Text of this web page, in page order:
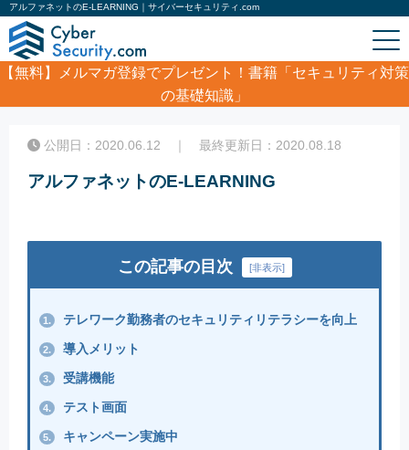
アルファネットのE-LEARNING｜サイバーセキュリティ.com
【無料】
メルマガ登録でプレゼント！書籍「セキュリティ対策
の基礎知識」
セキュリティPR/ アルファネットのE-LEARNING
公開日：2020.06.12 ｜ 最終更新日：2020.08.18
アルファネットのE-LEARNING
この記事の目次 [非表示]
1. テレワーク勤務者のセキュリティリテラシーを向上
2. 導入メリット
3. 受講機能
4. テスト画面
5. キャンペーン実施中